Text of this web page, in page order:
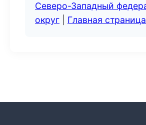
Северо-Западный
округ
Главная страница